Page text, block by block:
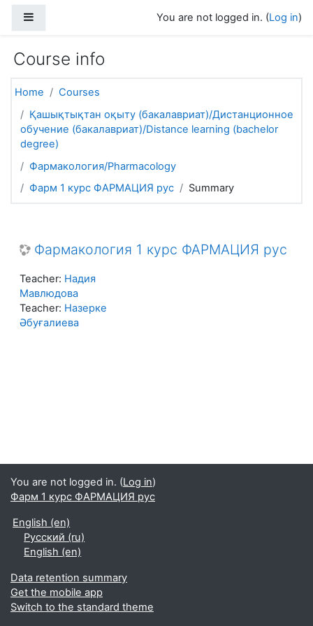
You are not logged in. (Log in)
Course info
Home
Courses
Қашықтықтан оқыту (бакалавриат)/Дистанционное
обучение (бакалавриат)/Distance learning (bachelor
degree)
Фармакология/Pharmacology
Фарм 1 курс ФАРМАЦИЯ рус
Summary
Фармакология 1 курс ФАРМАЦИЯ рус
Teacher: Надия
Мавлюдова
Teacher: Назерке
Әбуғалиева
You are not logged in. (Log in)
Фарм 1 курс ФАРМАЦИЯ рус
English ‎(en)‎
Русский ‎(ru)‎
English ‎(en)‎
Data retention summary
Get the mobile app
Switch to the standard theme